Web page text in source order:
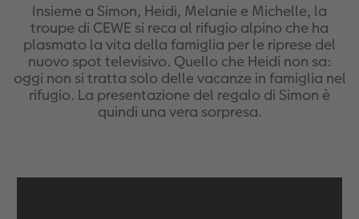
Insieme a Simon, Heidi, Melanie e Michelle, la
troupe di CEWE si reca al rifugio alpino che ha
plasmato la vita della famiglia per le riprese del
nuovo spot televisivo. Quello che Heidi non sa:
oggi non si tratta solo delle vacanze in famiglia nel
rifugio. La presentazione del regalo di Simon è
quindi una vera sorpresa.